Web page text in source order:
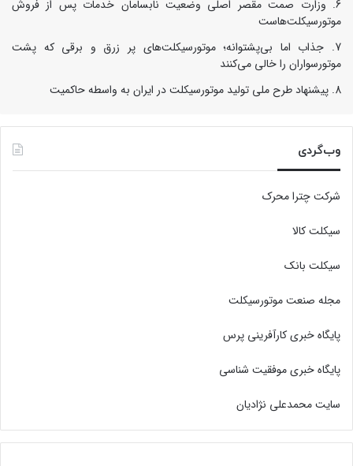
وزارت صمت مقصر اصلی وضعیت نابسامان خدمات پس از فروش
موتورسیکلت‌هاست
جذاب اما بی‌پشتوانه؛ موتورسیکلت‌های پر زرق‌ و برقی که پشت
موتورسواران را خالی می‌کنند
پیشنهاد طرح ملی تولید موتورسیکلت در ایران به واسطه حاکمیت
وب‌گردی
شرکت چترا محرک
سیکلت کالا
سیکلت بانک
مجله صنعت موتورسیکلت
پایگاه خبری کارآفرینی پرس
پایگاه خبری موفقیت شناسی
سایت محمدعلی نژادیان